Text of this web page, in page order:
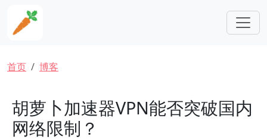
面包屑
首页 博客
胡萝卜加速器VPN能否突破国内
网络限制？